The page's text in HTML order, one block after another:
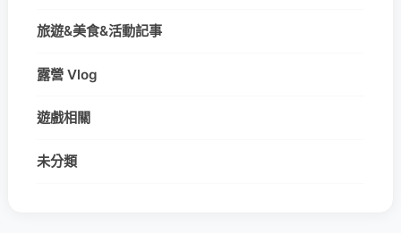
旅遊&美食&活動記事
露營 Vlog
遊戲相關
未分類